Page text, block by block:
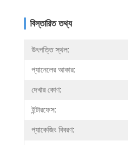
বিস্তারিত তথ্য
উৎপত্তি স্থল:
প্যানেলের আকার:
দেখার কোণ:
ইন্টারফেস:
প্যাকেজিং বিবরণ: